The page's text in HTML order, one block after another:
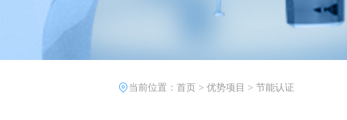
当前位置： 首页 > 优势项目 > 节能认证